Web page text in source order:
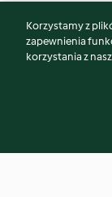
Może
Korzystamy z
zapewnienia
korzystania z